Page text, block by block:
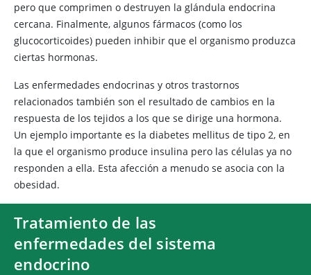
pero que comprimen o destruyen la glándula endocrina
cercana. Finalmente, algunos fármacos (como los
glucocorticoides) pueden inhibir que el organismo produzca
ciertas hormonas.
Las enfermedades endocrinas y otros trastornos
relacionados también son el resultado de cambios en la
respuesta de los tejidos a los que se dirige una hormona.
Un ejemplo importante es la diabetes mellitus de tipo 2, en
la que el organismo produce insulina pero las células ya no
responden a ella. Esta afección a menudo se asocia con la
obesidad.
Tratamiento de las
enfermedades del sistema
endocrino